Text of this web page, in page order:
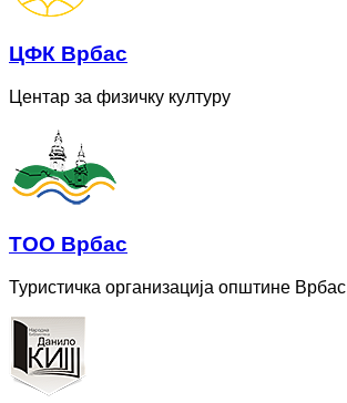
ЦФК Врбас
Центар за физичку културу
ТОО Врбас
Туристичка организација општине Врбас